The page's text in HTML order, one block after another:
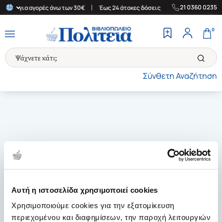
Αυτή η ιστοσελίδα χρησιμοποιεί cookies
Χρησιμοποιούμε cookies για την εξατομίκευση
περιεχομένου και διαφημίσεων, την παροχή λειτουργιών
για αγορές άνω των 30€ Έως 24 άτοκες δόσεις | Δωρεάν
21 0360 0235
Σύνθετη Αναζήτηση
0